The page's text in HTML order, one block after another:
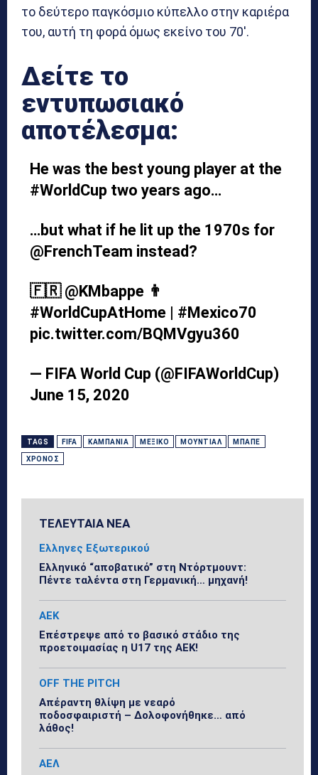
το δεύτερο παγκόσμιο κύπελλο στην καριέρα
του, αυτή τη φορά όμως εκείνο του 70′.
Δείτε το
εντυπωσιακό
αποτέλεσμα:
He was the best young player at the
#WorldCup two years ago…
…but what if he lit up the 1970s for
@FrenchTeam instead?
🇫🇷 @KMbappe👨
#WorldCupAtHome| #Mexico70
pic.twitter.com/BQMVgyu360
— FIFA World Cup (@FIFAWorldCup)
June 15, 2020
TAGS FIFA ΚΑΜΠΆΝΙΑ ΜΕΞΙΚΌ ΜΟΥΝΤΙΆΛ ΜΠΑΠΈ
ΧΡΌΝΟΣ
ΤΕΛΕΥΤΑΙΑ ΝΕΑ
Ελληνες Εξωτερικού
Ελληνικό “αποβατικό” στη Ντόρτμουντ:
Πέντε ταλέντα στη Γερμανική… μηχανή!
ΑΕΚ
Επέστρεψε από το βασικό στάδιο της
προετοιμασίας η U17 της ΑΕΚ!
OFF THE PITCH
Απέραντη θλίψη με νεαρό
ποδοσφαιριστή – Δολοφονήθηκε… από
λάθος!
ΑΕΛ